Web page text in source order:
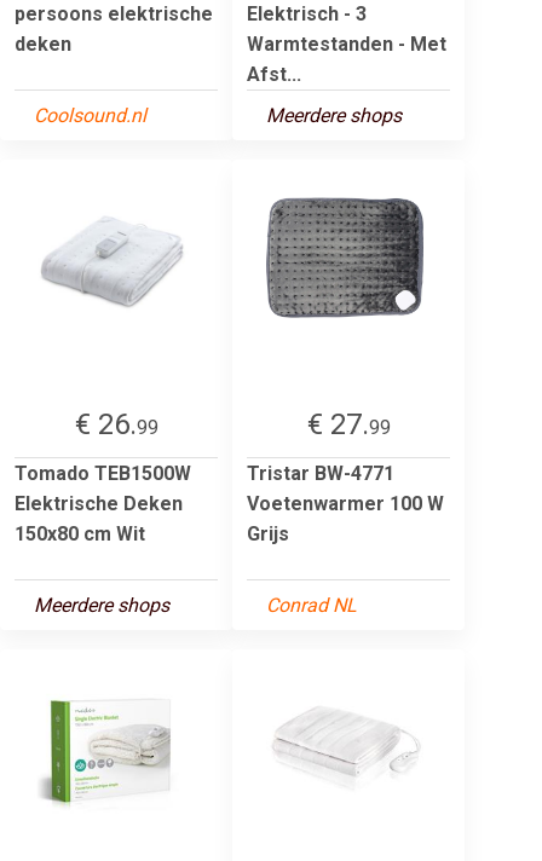
persoons elektrische
deken
Coolsound.nl
Elektrisch - 3
Warmtestanden - Met
Afst...
Meerdere shops
€ 26.99
Tomado TEB1500W
Elektrische Deken
150x80 cm Wit
Meerdere shops
€ 27.99
Tristar BW-4771
Voetenwarmer 100 W
Grijs
Conrad NL